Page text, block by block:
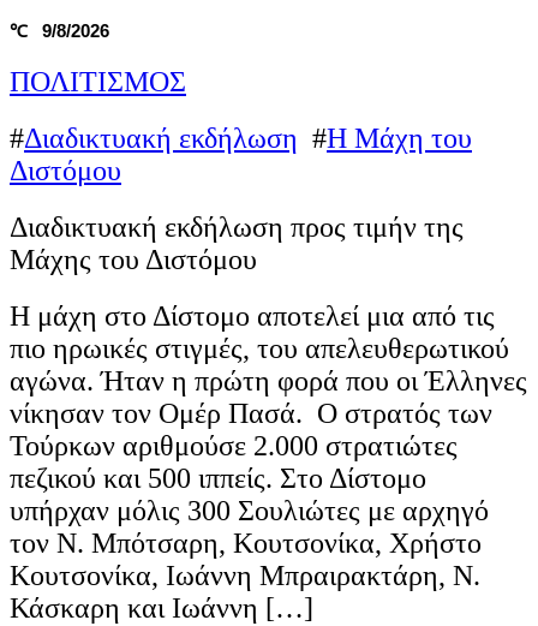
℃ 9/8/2026
ΠΟΛΙΤΙΣΜΟΣ
#Διαδικτυακή εκδήλωση #Η Μάχη του
Διστόμου
Διαδικτυακή εκδήλωση προς τιμήν της
Μάχης του Διστόμου
Η μάχη στο Δίστομο αποτελεί μια από τις
πιο ηρωικές στιγμές, του απελευθερωτικού
αγώνα. Ήταν η πρώτη φορά που οι Έλληνες
νίκησαν τον Ομέρ Πασά. Ο στρατός των
Τούρκων αριθμούσε 2.000 στρατιώτες
πεζικού και 500 ιππείς. Στο Δίστομο
υπήρχαν μόλις 300 Σουλιώτες με αρχηγό
τον Ν. Μπότσαρη, Κουτσονίκα, Χρήστο
Κουτσονίκα, Ιωάννη Μπραιρακτάρη, Ν.
Κάσκαρη και Ιωάννη […]